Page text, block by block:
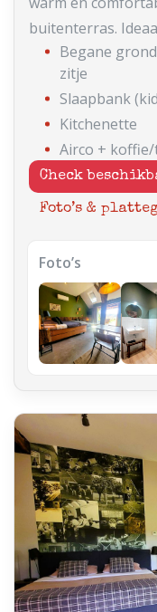
buitenterras.
Begane
zitje
Slaapbank
Kitchenette
Airco +
Check
Foto’s &
Foto’s